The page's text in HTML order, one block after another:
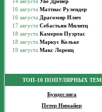
ТОП-10 ПОПУЛЯРНЫХ ТЕМ
Бундеслига
Петер Нимайер